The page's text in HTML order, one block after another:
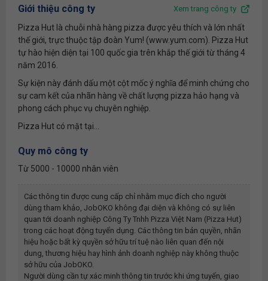
Giới thiệu công ty Xem trang công ty
Pizza Hut là chuỗi nhà hàng pizza được yêu thích và lớn nhất
thế giới, trực thuộc tập đoàn Yum! (www.yum.com). Pizza Hut
tự hào hiện diện tại 100 quốc gia trên khắp thế giới từ tháng 4
năm 2016.
Sự kiện này đánh dấu một cột mốc ý nghĩa để minh chứng cho
sự cam kết của nhãn hàng về chất lượng pizza hảo hạng và
phong cách phục vụ chuyên nghiệp.
Pizza Hut có mặt tại...
Quy mô công ty
Từ 5000 - 10000 nhân viên
Các thông tin được cung cấp chỉ nhằm mục đích cho người
dùng tham khảo, JobOKO không đại diện và không có sự liên
quan tới doanh nghiệp Công Ty Tnhh Pizza Việt Nam (pizza Hut)
trong các hoạt động tuyển dụng. Các thông tin bản quyền, nhãn
hiệu hoặc bất kỳ quyền sở hữu trí tuệ nào liên quan đến nội
dung, thương hiệu hay hình ảnh doanh nghiệp này không thuộc
sở hữu của JobOKO.
Người dùng cần tự xác minh thông tin trước khi ứng tuyển, giao